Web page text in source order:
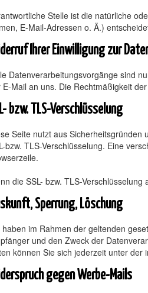
Stelle ist die natürliche
E-Mail-Adressen o. Ä.)
Ihrer Einwilligung zur
Datenverarbeitungsvorgänge sind
E-Mail an uns. Die Rechtmäßigkeit
bzw. TLS-Verschlüsselung
Seite nutzt aus
bzw. TLS-Verschlüsselung. Eine
die SSL- bzw. TLS-
Sperrung, Löschung
haben im Rahmen der geltenden
und den Zweck der
können Sie sich jederzeit unter
gegen Werbe-Mails